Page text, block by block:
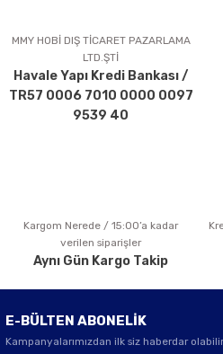
Ürün açıklamasında eksik bilgiler
Ürün bilgilerinde hatalar bulunuyor.
Ürün fiyatı diğer sitelerden daha
Bu ürüne benzer farklı alternatifler
Gönder
MMY HOBİ DIŞ TİCARET PAZARLAMA
LTD.ŞTİ
Havale Yapı Kredi Bankası /
TR57 0006 7010 0000 0097
9539 40
Kargom Nerede / 15:00’a kadar
verilen siparişler
Aynı Gün Kargo Takip
E-BÜLTEN ABONELİK
Kampanyalarımızdan ilk siz haberdar